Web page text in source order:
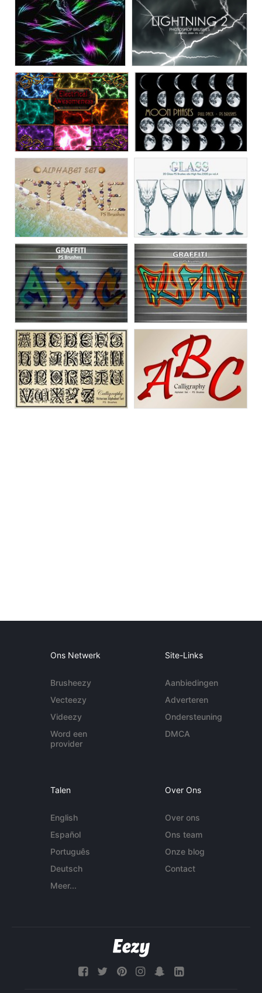
Ons Netwerk
Brusheezy
Vecteezy
Videezy
Word een
provider
Site-Links
Aanbiedingen
Adverteren
Ondersteuning
DMCA
Talen
English
Español
Português
Deutsch
Meer...
Over Ons
Over ons
Ons team
Onze blog
Contact